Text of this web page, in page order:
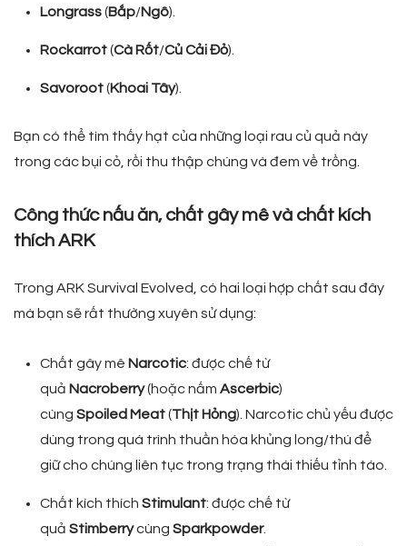
Longrass(Bắp/Ngô).
Rockarrot(Cà Rốt/Củ Cải Đỏ).
Savoroot(Khoai Tây).
Bạn có thể tìm thấy hạt của những loại rau củ quả này
trong các bụi cỏ, rồi thu thập chúng và đem về trồng.
Công thức nấu ăn, chất gây mê và chất kích
thích ARK
Trong ARK Survival Evolved, có hai loại hợp chất sau đây
mà bạn sẽ rất thường xuyên sử dụng:
Chất gây mê Narcotic: được chế từ
quả Nacroberry(hoặc nấm Ascerbic)
cùng Spoiled Meat(Thịt Hỏng). Narcotic chủ yếu được
dùng trong quá trình thuần hóa khủng long/thú để
giữ cho chúng liên tục trong trạng thái thiếu tỉnh táo.
Chất kích thích Stimulant: được chế từ
quả Stimberrycùng Sparkpowder.